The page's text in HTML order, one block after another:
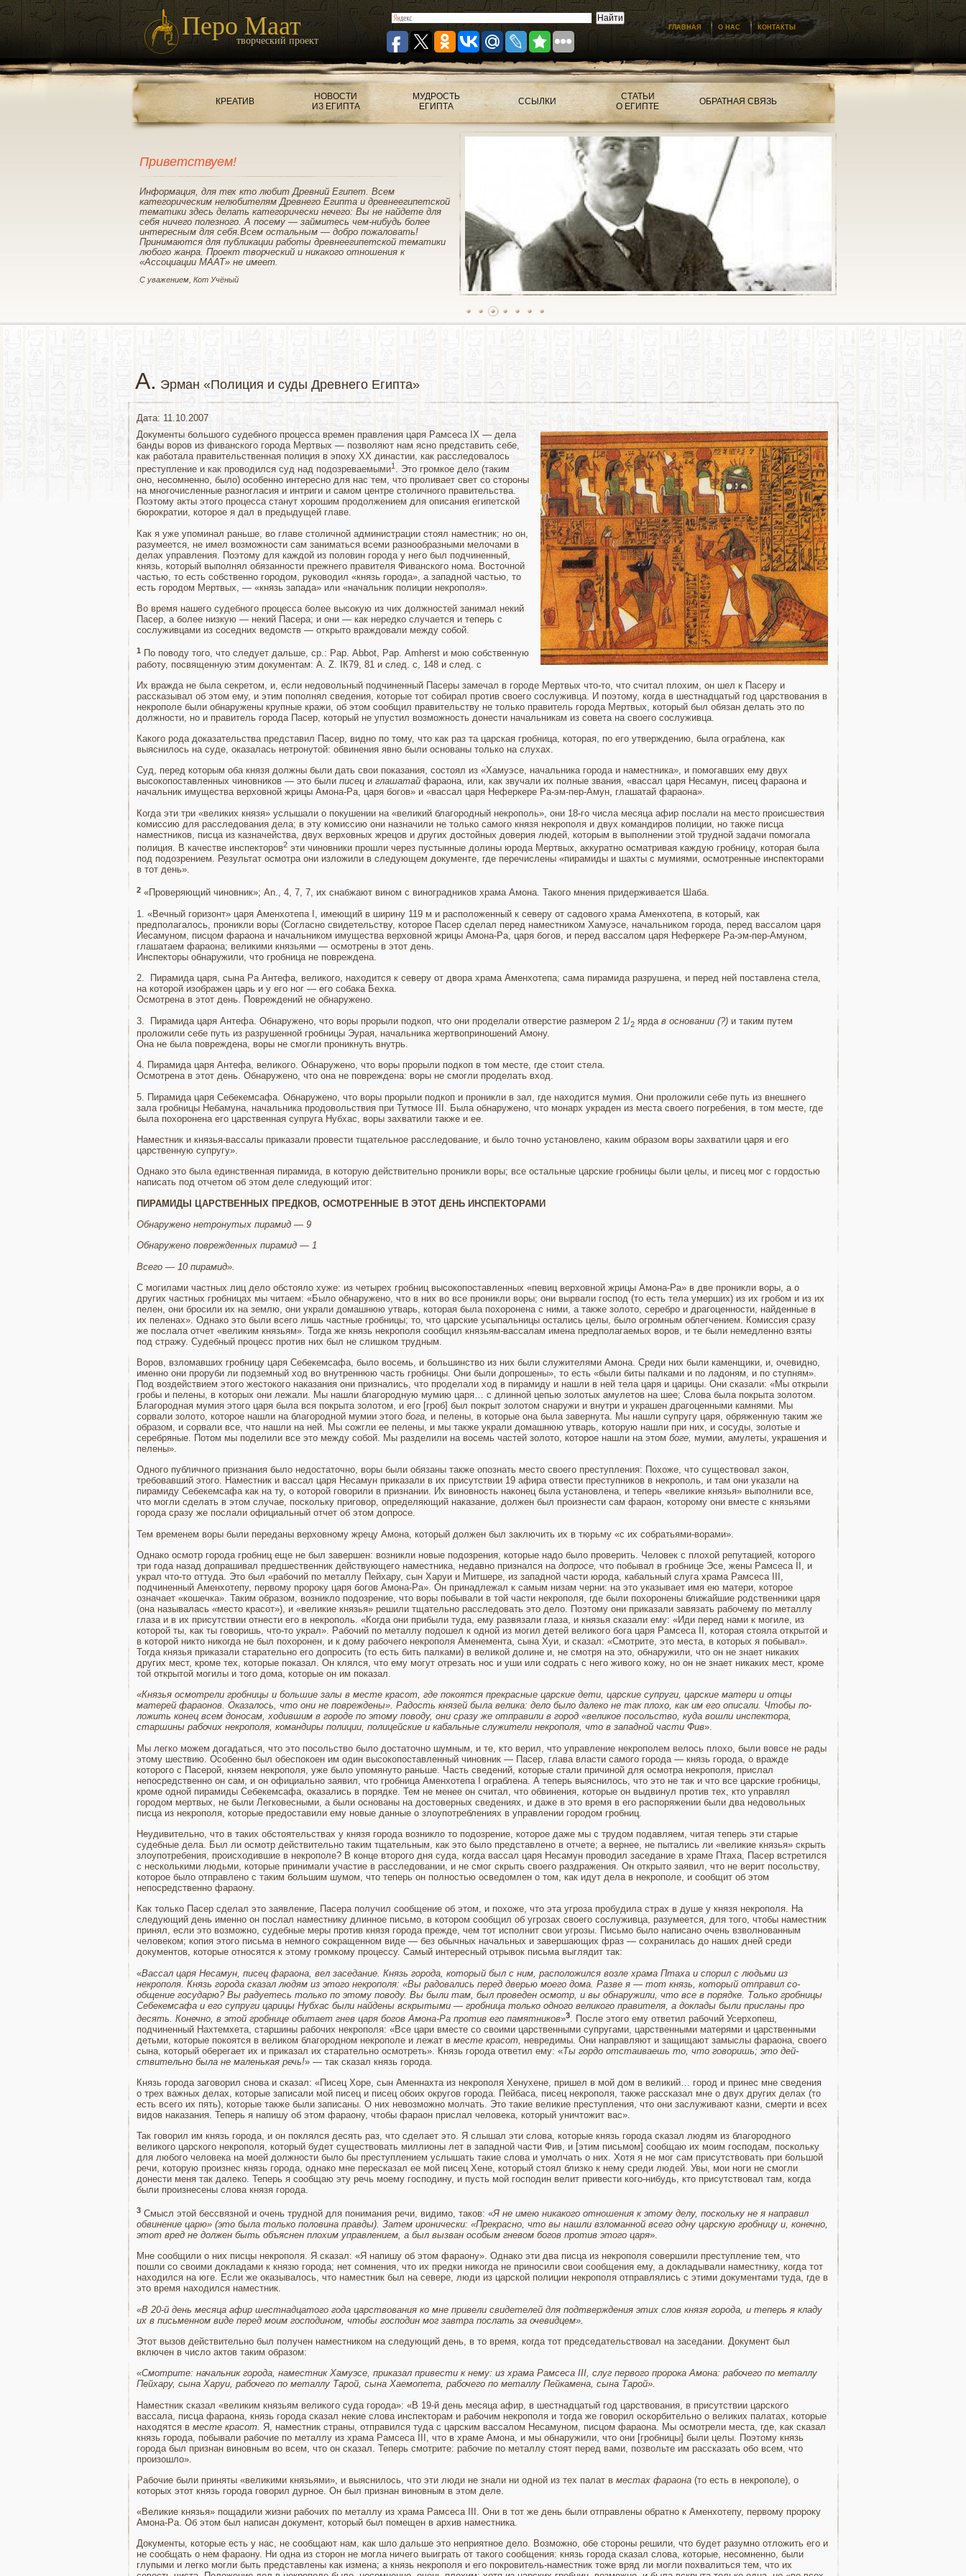
Перо Маат
творческий проект
ГЛАВНАЯ О НАС КОНТАКТЫ
КРЕАТИВ
НОВОСТИ
ИЗ ЕГИПТА
МУДРОСТЬ
ЕГИПТА
ССЫЛКИ
СТАТЬИ
О ЕГИПТЕ
ОБРАТНАЯ СВЯЗЬ
Приветствуем!
Информация, для тех кто любит Древний Египет. Всем
категорическим нелюбителям Древнего Египта и древнеегипетской
тематики здесь делать категорически нечего: Вы не найдете для
себя ничего полезного. А посему — займитесь чем-нибудь более
интересным для себя.Всем остальным — добро пожаловать!
Принимаются для публикации работы древнеегипетской тематики
любого жанра. Проект творческий и никакого отношения к
«Ассоциации МААТ» не имеет.
С уважением, Кот Учёный
1 2 3 4 5 6 7
А. Эрман «Полиция и суды Древнего Египта»
Дата: 11.10.2007
Документы большого судебного процесса времен правления царя Рамсеса IX — дела
банды воров из фиванского го­рода Мертвых — позволяют нам ясно представить себе,
как работала правительственная полиция в эпоху XX династии, как расследовалось
преступление и как проводился суд над подозреваемыми1. Это громкое дело (таким
оно, несомнен­но, было) особенно интересно для нас тем, что проливает свет со стороны
на многочисленные разногласия и интриги и самом центре столичного правительства.
Поэтому акты этого процесса станут хорошим продолжением для описания eгипетской
бюрократии, которое я дал в предыдущей главе.
Как я уже упоминал раньше, во главе столичной администрации стоял наместник; но он,
разумеется, не имел воз­можности сам заниматься всеми разнообразными мелочами в
делах управления. Поэтому для каждой из половин города у него был подчиненный,
князь, который выполнял обязан­ности прежнего правителя Фиванского нома. Восточной
частью, то есть собственно городом, руководил «князь города», а западной частью, то
есть городом Мертвых, — «князь за­пада» или «начальник полиции некрополя».
Во время нашего судебного процесса более высокую из чих должностей занимал некий
Пасер, а более низкую — некий Пасера; и они — как нередко случается и теперь с
сослуживцами из соседних ведомств — открыто враждовали между собой.
1
По поводу того, что следует дальше, ср.: Pap. Abbot, Pap. Amherst и мою собственную
работу, посвященную этим документам: A. Z. IК79, 81 и след. с, 148 и след. с
Их вражда не была секретом, и, если недоволь­ный подчиненный Пасеры замечал в городе Мертвых что-то, что считал плохим, он шел к Пасеру и
рассказывал об этом ему, и этим пополнял сведения, которые тот собирал против своего сослуживца. И поэтому, когда в шестнадцатый год царствования в
некрополе были обнаружены крупные кра­жи, об этом сообщил правительству не только правитель го­рода Мертвых, который был обязан делать это по
должности, но и правитель города Пасер, который не упустил воз­можность донести начальникам из совета на своего сослу­живца.
Какого рода доказательства представил Пасер, видно по тому, что как раз та царская гробница, которая, по его утверждению, была ограблена, как
выяснилось на суде, оказа­лась нетронутой: обвинения явно были основаны только на слухах.
Суд, перед которым оба князя должны были дать свои по­казания, состоял из «Хамуэсе, начальника города и наместника», и помогавших ему двух
высокопоставленных чиновников — это были писец и глашатай фараона, или, как звучали их полные звания, «вассал царя Несамун, писец фараона и
начальник имущества верховной жрицы Амона-Ра, царя богов» и «вассал царя Неферкере Ра-эм-пер-Амун, гла­шатай фараона».
Когда эти три «великих князя» услышали о покушении на «великий благородный некрополь», они 18-го числа месяца афир послали на место происшествия
комиссию для рассле­дования дела; в эту комиссию они назначили не только самого князя некрополя и двух командиров полиции, но также писца
наместников, писца из казначейства, двух верховных жрецов и других достойных доверия людей, которым в вы­полнении этой трудной задачи помогала
полиция. В качестве инспекторов2эти чиновники прошли через пустынные доли­ны юрода Мертвых, аккуратно осматривая каждую гробницу, которая была
под подозрением. Результат осмотра они изло­жили в следующем документе, где перечислены «пирамиды и шахты с мумиями, осмотренные инспекторами
в тот день».
2«Проверяющий чиновник»; An., 4, 7, 7, их снабжают вином с виноградников храма Амона. Такого мнения придерживается Шаба.
1. «Вечный горизонт» царя Аменхотепа I, имеющий в ширину 119 м и расположенный к северу от садового храма Аменхотепа, в который, как
предполагалось, проникли воры (Согласно свидетельству, которое Пасер сделал перед намест­ником Хамуэсе, начальником города, перед вассалом царя
Иесамуном, писцом фараона и начальником имущества верховной жрицы Амона-Ра, царя богов, и перед вассалом царя Неферкере Ра-эм-пер-Амуном,
глашатаем фараона; великими князьями — осмотрены в этот день.
Инспекторы обнаружили, что гробница не повреждена.
2. Пирамида царя, сына Ра Антефа, великого, находится к северу от двора храма Аменхотепа; сама пирамида разру­шена, и перед ней поставлена стела,
на которой изображен царь и у его ног — его собака Бехка.
Осмотрена в этот день. Повреждений не обнаружено.
3. Пирамида царя Антефа. Обнаружено, что воры прорыли подкоп, что они проделали отверстие размером 2 1/2ярда в основании (?) и таким путем
проложили себе путь из разрушенной гробницы Эурая, начальника жертвоприношений Амону.
Она не была повреждена, воры не смогли проникнуть внутрь.
4. Пирамида царя Антефа, великого. Обнаружено, что воры прорыли подкоп в том месте, где стоит стела.
Осмотрена в этот день. Обнаружено, что она не повреждена: воры не смогли проделать вход.
5. Пирамида царя Себекемсафа. Обнаружено, что воры прорыли подкоп и проникли в зал, где находится мумия. Они проложили себе путь из внешнего
зала гробницы Небамуна, начальника продовольствия при Тутмосе III. Была обнаружено, что монарх украден из места своего погребения, в том месте, где
была похоронена его царственная cyпpyга Нубхас, воры захватили также и ее.
Наместник и князья-вассалы приказали провести тщательное расследование, и было точно установлено, каким образом воры захватили царя и его
царственную супругу».
Однако это была единственная пирамида, в которую действительно проникли воры; все остальные царские гробницы были целы, и писец мог с гордостью
написать под отчетом об этом деле следующий итог:
ПИРАМИДЫ ЦАРСТВЕННЫХ ПРЕДКОВ, ОСМОТРЕННЫЕ В ЭТОТ ДЕНЬ ИНСПЕКТОРАМИ
Обнаружено нетронутых пирамид — 9
Обнаружено поврежденных пирамид — 1
Всего — 10 пирамид».
С могилами частных лиц дело обстояло хуже: из четырех гробниц высокопоставленных «певиц верховной жрицы Амона-Ра» в две проникли воры, а о
других частных гробницах мы читаем: «Было обнаружено, что в них во все проникли воры; они вырвали господ (то есть тела умерших) из их гробом и из их
пелен, они бросили их на землю, они украли домаш­нюю утварь, которая была похоронена с ними, а также золото, серебро и драгоценности, найденные в
их пеленах». Однако это были всего лишь частные гробницы; то, что царские усы­пальницы остались целы, было огромным облегчением. Ко­миссия сразу
же послала отчет «великим князьям». Тогда же князь некрополя сообщил князьям-вассалам имена предпо­лагаемых воров, и те были немедленно взяты
под стражу. Судебный процесс против них был не слишком трудным.
Воров, взломавших гробницу царя Себекемсафа, было восемь, и большинство из них были служителями Амона. Сре­ди них были каменщики, и, очевидно,
именно они проруби ли подземный ход во внутреннюю часть гробницы. Они были допрошены», то есть «были биты палками и по ладоням, и по ступням».
Под воздействием этого жестокого наказания они признались, что проделали ход в пирамиду и нашли в ней тела царя и царицы. Они сказали: «Мы открыли
гробы и пелены, в которых они лежали. Мы нашли благородную мумию царя… с длинной цепью золотых амулетов на шее; Слова была покрыта золотом.
Благородная мумия этого царя была вся покрыта золотом, и его [гроб] был покрыт золотом снаружи и внутри и украшен драгоценными камнями. Мы
сорвали золото, которое нашли на благородной мумии этого бога, и пелены, в которые она была завернута. Мы нашли супругу царя, обряженную таким же
образом, и сорвали все, что нашли на ней. Мы сожгли ее пелены, и мы также украли домашнюю утварь, которую нашли при них, и сосуды, золотые и
серебряные. Потом мы поделили все это между собой. Мы разделили на восемь частей золото, которое нашли на этом боге, мумии, амулеты, украшения и
пелены».
Одного публичного признания было недостаточно, воры были обязаны также опознать место своего преступления: Похоже, что существовал закон,
требовавший этого. Наместник и вассал царя Несамун приказали в их присутствии 19 афира отвести преступников в некрополь, и там они указали на
пирамиду Себекемсафа как на ту, о которой говорили в признании. Их виновность наконец была установлена, и теперь «великие князья» выполнили все,
что могли сделать в этом случае, поскольку приговор, определяющий наказа­ние, должен был произнести сам фараон, которому они вместе с князьями
города сразу же послали официальный отчет об этом допросе.
Тем временем воры были переданы верховному жрецу Амона, который должен был заключить их в тюрьму «с их собратьями-ворами».
Однако осмотр города гробниц еще не был завершен: воз­никли новые подозрения, которые надо было проверить. Че­ловек с плохой репутацией, которого
три года назад допра­шивал предшественник действующего наместника, недавно признался на допросе, что побывал в гробнице Эсе, жены Рамсеса II, и
украл что-то оттуда. Это был «рабочий по металлу Пейхару, сын Харуи и Митшере, из западной части юрода, кабальный слуга храма Рамсеса III,
подчиненный Аменхотепу, первому пророку царя богов Амона-Ра». Он принадлежал к самым низам черни: на это указывает имя ею матери, которое
означает «кошечка». Таким образом, возникло подозрение, что воры побывали в той части некрополя, где были похоронены ближайшие родственники царя
(она называлась «место красот»), и «великие князья» решили тщательно расследовать это дело. Поэтому они приказали завязать рабочему по металлу
глаза и в их присутствии отнести его в некрополь. «Когда они прибыли туда, ему развязали глаза, и князья сказали ему: «Иди перед нами к могиле, из
которой ты, как ты говоришь, что-то украл». Рабочий по металлу подошел к одной из могил детей великого бога царя Рамсеса II, которая стояла открытой и
в которой никто никогда не был похоронен, и к дому рабочего некрополя Аменемента, сына Хуи, и сказал: «Смотрите, это места, в кото­рых я побывал».
Тогда князья приказали старательно его допросить (то есть бить палками) в великой долине и, не смотря на это, обнаружили, что он не знает никаких
других мест, кроме тех, которые показал. Он клялся, что ему могут отрезать нос и уши или содрать с него живого кожу, но он не знает никаких мест, кроме
той открытой могилы и того дома, которые он им показал.
«Князья осмотрели гробницы и большие залы в месте красот, где покоятся прекрасные царские дети, царские су­пруги, царские матери и отцы
матерей фараонов. Оказалось, что они не повреждены». Радость князей была велика: дело было далеко не так плохо, как им его описали. Чтобы по­
ложить конец всем доносам, ходившим в городе по этому поводу, они сразу же отправили в город «великое посольство, куда вошли инспектора,
старшины рабочих некрополя, ко­мандиры полиции, полицейские и кабальные служители не­крополя, что в западной части Фив».
Мы легко можем догадаться, что это посольство было достаточно шумным, и те, кто верил, что управление некро­полем велось плохо, были вовсе не рады
этому шествию. Осо­бенно был обеспокоен им один высокопоставленный чинов­ник — Пасер, глава власти самого города — князь города, о вражде
которого с Пасерой, князем некрополя, уже было упо­мянуто раньше. Часть сведений, которые стали причиной для осмотра некрополя, прислал
непосредственно он сам, и он официально заявил, что гробница Аменхотепа I ограблена. А теперь выяснилось, что это не так и что все царские гробницы,
кроме одной пирамиды Себекемсафа, оказались в порядке. Тем не менее он считал, что обвинения, которые он выдвинул против тех, кто управлял
городом мертвых, не были Легковесными, а были основаны на достоверных сведениях, и даже в это время в его распоряжении были два недовольных
писца из некрополя, которые предоставили ему новые данные о злоупотреблениях в управлении городом гробниц.
Неудивительно, что в таких обстоятельствах у князя города возникло то подозрение, которое даже мы с трудом подавляем, читая теперь эти старые
судебные дела. Был ли осмотр действительно таким тщательным, как это было представлено в отчете; а вернее, не пытались ли «великие князья» скрыть
злоупотребения, происходившие в некрополе? В конце второ­го дня суда, когда вассал царя Несамун проводил заседание в храме Птаха, Пасер встретился
с несколькими людьми, кото­рые принимали участие в расследовании, и не смог скрыть своего раздражения. Он открыто заявил, что не верит посоль­ству,
которое было отправлено с таким большим шумом, что теперь он полностью осведомлен о том, как идут дела в не­крополе, и сообщит об этом
непосредственно фараону.
Как только Пасер сделал это заявление, Пасера получил сообщение об этом, и похоже, что эта угроза пробудила страх в душе у князя некрополя. На
следующий день именно он послал наместнику длинное письмо, в котором сообщил об угрозах своего сослуживца, разумеется, для того, чтобы на­местник
принял, если это возможно, судебные меры против князя города прежде, чем тот исполнит свои угрозы. Письмо было написано очень взволнованным
человеком; копия это­го письма в немного сокращенном виде — без обычных на­чальных и завершающих фраз — сохранилась до наших дней среди
документов, которые относятся к этому громкому про­цессу. Самый интересный отрывок письма выглядит так:
«Вассал царя Несамун, писец фараона, вел заседание. Князь города, который был с ним, расположился возле хра­ма Птаха и спорил с людьми из
некрополя. Князь города сказал людям из этого некрополя: «Вы радовались перед две­рью моего дома. Разве я — тот князь, который отправил со­
общение государю? Вы радуетесь только по этому поводу. Вы были там, был проведен осмотр, и вы обнаружили, что все в порядке. Только гробницы
Себекемсафа и его супруги ца­рицы Нубхас были найдены вскрытыми — гробница только одного великого правителя, а доклады были присланы про
десять. Конечно, в этой гробнице обитает гнев царя богов Амона-Ра против его памятников»3. После этого ему ответил рабочий Усерхопеш,
подчиненный Нахтемхета, старшины рабочих некрополя: «Все цари вместе со своими царствен­ными супругами, царственными матерями и царственными
детьми, которые покоятся в великом благородном некрополе и лежат в месте красот, невредимы. Они направляют и за­щищают замыслы фараона, своего
сына, который оберегает их и приказал их старательно осмотреть». Князь города от­ветил ему: «Ты гордо отстаиваешь то, что говоришь; это дей­
ствительно была не маленькая речь!» — так сказал князь города.
Князь города заговорил снова и сказал: «Писец Хоре, сын Аменнахта из некрополя Хенухене, пришел в мой дом в ве­ликий… город и принес мне сведения
о трех важных делах, которые записали мой писец и писец обоих округов города. Пейбаса, писец некрополя, также рассказал мне о двух дру­гих делах (то
есть всего их пять), которые также были за­писаны. О них невозможно молчать. Это такие великие преступления, что они заслуживают казни, смерти и всех
ви­дов наказания. Теперь я напишу об этом фараону, чтобы фараон прислал человека, который уничтожит вас».
Так говорил им князь города, и он поклялся десять раз, что сделает это. Я слышал эти слова, которые князь города сказал людям из благородного
великого царского некрополя, который будет существовать миллионы лет в западной части Фив, и [этим письмом] сообщаю их моим господам, по­скольку
для любого человека на моей должности было бы преступлением услышать такие слова и умолчать о них. Хотя я не мог сам присутствовать при большой
речи, которую произнес князь города, однако мне пересказал ее мой писец Хене, который стоял близко к нему среди людей. Увы, мои ноги не смогли
донести меня так далеко. Теперь я сообщаю эту речь моему господину, и пусть мой господин велит при­вести кого-нибудь, кто присутствовал там, когда
были про­изнесены слова князя города.
3Смысл этой бессвязной и очень трудной для понимания речи, ви­димо, таков: «Я не имею никакого отношения к этому делу, поскольку не я направил
обвинение царю» (это была только половина правды). Затем иронически: «Прекрасно, что вы нашли взломанной всего одну царскую гробницу и, конечно,
этот вред не должен быть объяснен пло­хим управлением, а был вызван особым гневом богов против этого царя».
Мне сообщили о них писцы некрополя. Я сказал: «Я напишу об этом фараону». Однако эти два писца из некрополя совершили преступление тем, что
пошли со своими докладами к князю города; нет сомне­ния, что их предки никогда не приносили свои сообщения ему, а докладывали наместнику, когда тот
находился на юге. Если же оказывалось, что наместник был на севере, люди из царской полиции некрополя отправлялись с этими докумен­тами туда, где в
это время находился наместник.
«В 20-й день месяца афир шестнадцатого года царствова­ния ко мне привели свидетелей для подтверждения этих слов князя города, и теперь я кладу
их в письменном виде перед моим господином, чтобы господин мог завтра послать за очевидцем».
Этот вызов действительно был получен наместником на следующий день, в то время, когда тот председательствовал на заседании. Документ был
включен в число актов таким образом:
«Смотрите: начальник города, наместник Хамуэсе, при­казал привести к нему: из храма Рамсеса III, слуг первого пророка Амона: рабочего по металлу
Пейхару, сына Харуи, рабочего по металлу Тарой, сына Хаемопета, рабочего по металлу Пейкамена, сына Тарой».
Наместник сказал «великим князьям великого суда горо­да»: «В 19-й день месяца афир, в шестнадцатый год царство­вания, в присутствии царского
вассала, писца фараона, князь города сказал некие слова инспекторам и рабочим некрополя и тогда же говорил оскорбительно о великих палатах, кото­рые
находятся в месте красот. Я, наместник страны, отпра­вился туда с царским вассалом Несамуном, писцом фараона. Мы осмотрели места, где, как сказал
князь города, побывали рабочие по металлу из храма Рамсеса III, что в храме Амона, и мы обнаружили, что они [гробницы] были целы. Поэтому князь
города был признан виновным во всем, что он сказал. Теперь смотрите: рабочие по металлу стоят перед вами, по­звольте им рассказать обо всем, что
произошло».
Рабочие были приняты «великими князьями», и выясни­лось, что эти люди не знали ни одной из тех палат в местах фараона (то есть в некрополе), о
которых этот князь города говорил дурное. Он был признан виновным в этом деле.
«Великие князья» пощадили жизни рабочих по металлу из храма Рамсеса III. Они в тот же день были отправлены об­ратно к Аменхотепу, первому пророку
Амона-Ра. Об этом был написан документ, который был помещен в архив на­местника.
Документы, которые есть у нас, не сообщают нам, как шло дальше это неприятное дело. Возможно, обе стороны решили, что будет разумно отложить его и
не сообщать о нем фараону. Ни одна из сторон не могла ничего выиграть от такого сообщения: князь города сказал слова, которые, не­сомненно, были
глупыми и легко могли быть представлены как измена; а князь некрополя и его покровитель-наместник тоже вряд ли могли похвалиться тем, что их